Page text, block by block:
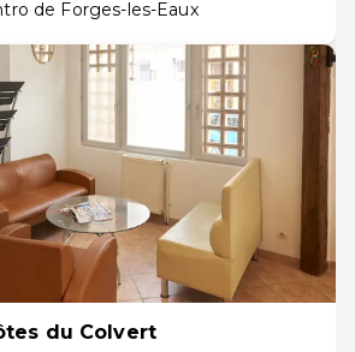
de Forges-les-Eaux
du Colvert